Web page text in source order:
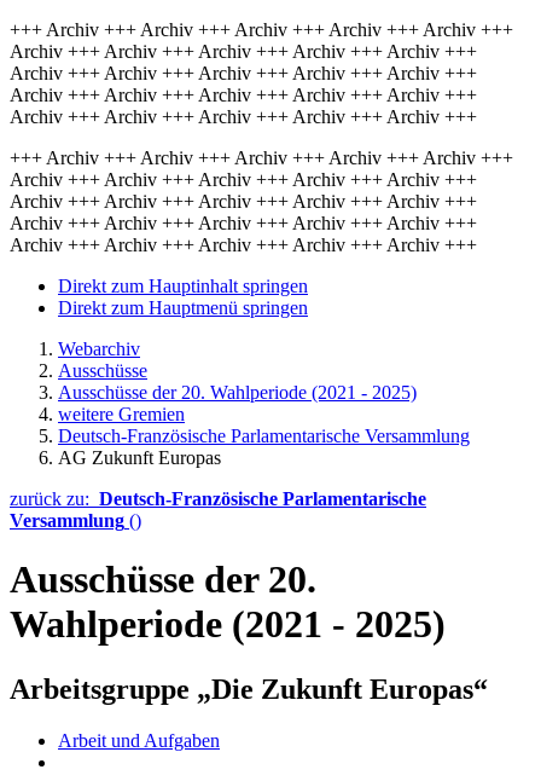
+++ Archiv +++ Archiv +++ Archiv +++ Archiv +++ Archiv +++
Archiv +++ Archiv +++ Archiv +++ Archiv +++ Archiv +++
Archiv +++ Archiv +++ Archiv +++ Archiv +++ Archiv +++
Archiv +++ Archiv +++ Archiv +++ Archiv +++ Archiv +++
Archiv +++ Archiv +++ Archiv +++ Archiv +++ Archiv +++
+++ Archiv +++ Archiv +++ Archiv +++ Archiv +++ Archiv +++
Archiv +++ Archiv +++ Archiv +++ Archiv +++ Archiv +++
Archiv +++ Archiv +++ Archiv +++ Archiv +++ Archiv +++
Archiv +++ Archiv +++ Archiv +++ Archiv +++ Archiv +++
Archiv +++ Archiv +++ Archiv +++ Archiv +++ Archiv +++
Direkt zum Hauptinhalt springen
Direkt zum Hauptmenü springen
Webarchiv
Ausschüsse
Ausschüsse der 20. Wahlperiode (2021 - 2025)
weitere Gremien
Deutsch-Französische Parlamentarische Versammlung
AG Zukunft Europas
zurück zu: Deutsch-Französische Parlamentarische
Versammlung ()
Ausschüsse der 20.
Wahlperiode (2021 - 2025)
Arbeitsgruppe „Die Zukunft Europas“
Arbeit und Aufgaben